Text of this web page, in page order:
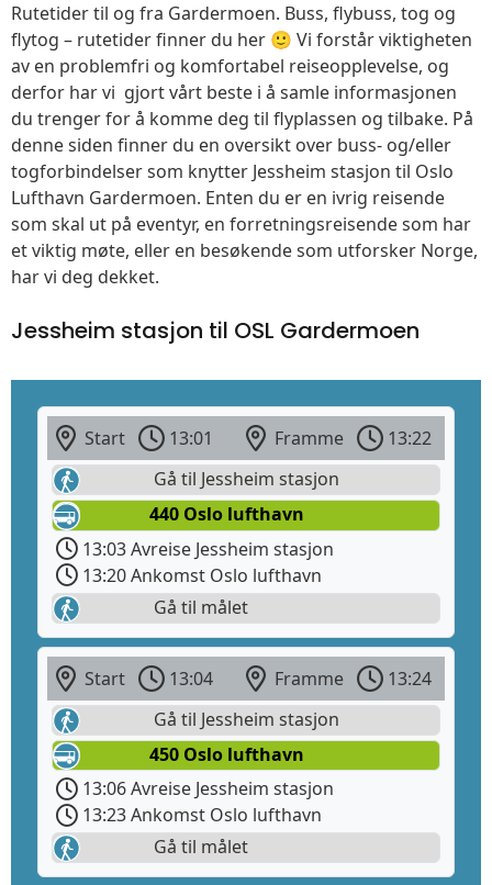
Rutetider til og fra Gardermoen. Buss, flybuss, tog og
flytog – rutetider finner du her 🙂 Vi forstår viktigheten
av en problemfri og komfortabel reiseopplevelse, og
derfor har vi gjort vårt beste i å samle informasjonen
du trenger for å komme deg til flyplassen og tilbake. På
denne siden finner du en oversikt over buss- og/eller
togforbindelser som knytter Jessheim stasjon til Oslo
Lufthavn Gardermoen. Enten du er en ivrig reisende
som skal ut på eventyr, en forretningsreisende som har
et viktig møte, eller en besøkende som utforsker Norge,
har vi deg dekket.
Jessheim stasjon til OSL Gardermoen
Start 13:01 Framme
13:22
Gå til Jessheim stasjon
440 Oslo lufthavn
13:03 Avreise Jessheim stasjon
13:20 Ankomst Oslo lufthavn
Gå til målet
Start 13:04 Framme
13:24
Gå til Jessheim stasjon
450 Oslo lufthavn
13:06 Avreise Jessheim stasjon
13:23 Ankomst Oslo lufthavn
Gå til målet